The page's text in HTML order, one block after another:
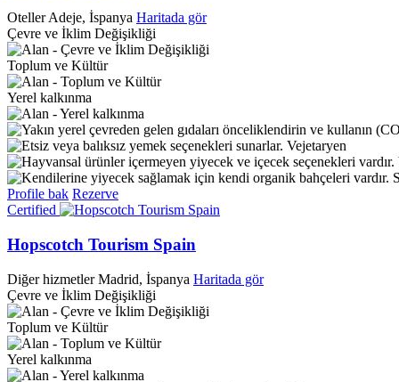
Oteller Adeje, İspanya Haritada gör
Çevre ve İklim Değişikliği
Toplum ve Kültür
Yerel kalkınma
Vejetaryen
Profile bak Rezerve
Certified
Hopscotch Tourism Spain
Diğer hizmetler Madrid, İspanya Haritada gör
Çevre ve İklim Değişikliği
Toplum ve Kültür
Yerel kalkınma